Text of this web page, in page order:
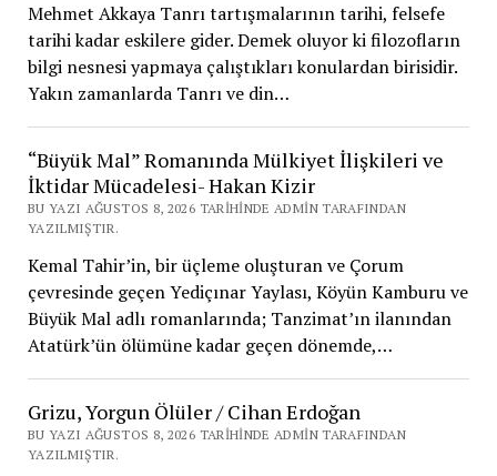
Mehmet Akkaya Tanrı tartışmalarının tarihi, felsefe
tarihi kadar eskilere gider. Demek oluyor ki filozofların
bilgi nesnesi yapmaya çalıştıkları konulardan birisidir.
Yakın zamanlarda Tanrı ve din…
“Büyük Mal” Romanında Mülkiyet İlişkileri ve
İktidar Mücadelesi- Hakan Kizir
BU YAZI AĞUSTOS 8, 2026 TARIHINDE ADMIN TARAFINDAN
YAZILMIŞTIR.
Kemal Tahir’in, bir üçleme oluşturan ve Çorum
çevresinde geçen Yediçınar Yaylası, Köyün Kamburu ve
Büyük Mal adlı romanlarında; Tanzimat’ın ilanından
Atatürk’ün ölümüne kadar geçen dönemde,…
Grizu, Yorgun Ölüler / Cihan Erdoğan
BU YAZI AĞUSTOS 8, 2026 TARIHINDE ADMIN TARAFINDAN
YAZILMIŞTIR.